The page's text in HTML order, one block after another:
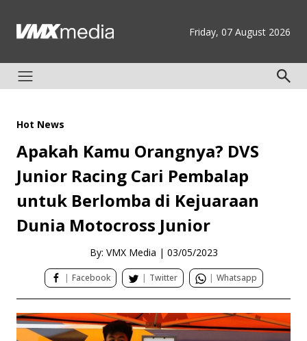
Friday, 07 August 2026
Hot News
Apakah Kamu Orangnya? DVS
Junior Racing Cari Pembalap
untuk Berlomba di Kejuaraan
Dunia Motocross Junior
By: VMX Media | 03/05/2023
| Facebook | Twitter | Whatsapp